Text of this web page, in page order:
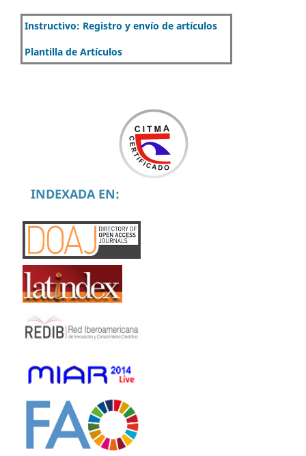
Instructivo: Registro y envío de artículos
Plantilla de Artículos
INDEXADA EN: